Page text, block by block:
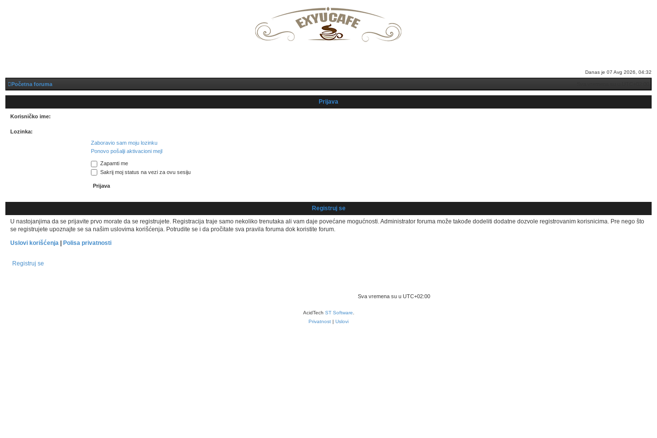
Danas je 07 Avg 2026, 04:32
Početna foruma
Prijava
Korisničko ime:
Lozinka:
Zaboravio sam moju lozinku
Ponovo pošalji aktivacioni mejl
Zapamti me
Sakrij moj status na vezi za ovu sesiju
Registruj se
U nastojanjima da se prijavite prvo morate da se registrujete. Registracija traje samo nekoliko trenutaka ali vam daje povećane mogućnosti. Administrator foruma može takođe dodeliti dodatne dozvole registrovanim korisnicima. Pre nego što
se registrujete upoznajte se sa našim uslovima korišćenja. Potrudite se i da pročitate sva pravila foruma dok koristite forum.
Uslovi korišćenja
Polisa privatnosti
Registruj se
Sva vremena su u UTC+02:00
AcidTech ST Software.
Privatnost | Uslovi